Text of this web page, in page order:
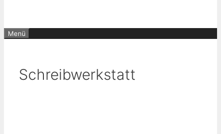
Menü
Schreibwerkstatt